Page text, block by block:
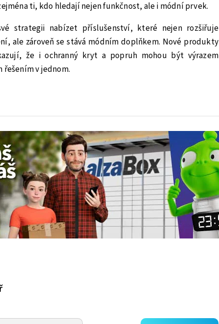
ti, kdo hledají nejen funkčnost, ale i módní prvek.
strategii nabízet příslušenství, které nejen rozšiřuje
ale zároveň se stává módním doplňkem. Nové produkty
že i ochranný kryt a popruh mohou být výrazem
v jednom.